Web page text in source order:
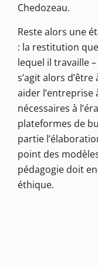
Chedozeau.
Reste alors une
: la restitution
lequel il travaille
s’agit alors
aider
nécessaires à
plateformes de
partie
point des
pédagogie doit
éthique.